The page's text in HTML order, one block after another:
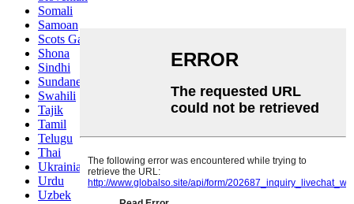
Somali
Samoan
Scots Gaelic
Shona
Sindhi
Sundanese
Swahili
Tajik
Tamil
Telugu
Thai
Ukrainian
Urdu
Uzbek